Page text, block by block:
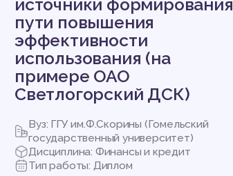
источники
пути повышения
эффективности
использования (на
примере ОАО
Светлогорский ДСК)
Вуз: ГГУ им.Ф.Скорины (Гомельский
государственный университет)
Дисциплина: Финансы и кредит
Тип работы: Диплом